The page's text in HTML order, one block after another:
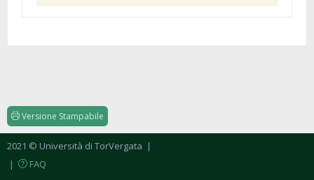
Versione Stampabile
2021 © Università di TorVergata
|
FAQ
|